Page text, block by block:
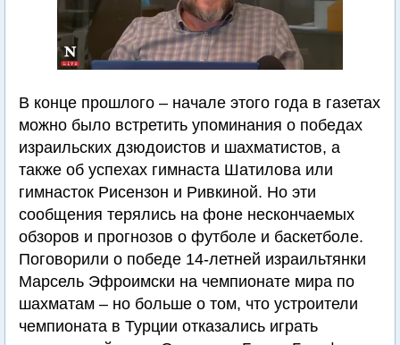
В конце прошлого – начале этого года в газетах
можно было встретить упоминания о победах
израильских дзюдоистов и шахматистов, а
также об успехах гимнаста Шатилова или
гимнасток Рисензон и Ривкиной. Но эти
сообщения терялись на фоне нескончаемых
обзоров и прогнозов о футболе и баскетболе.
Поговорили о победе 14-летней израильтянки
Марсель Эфроимски на чемпионате мира по
шахматам – но больше о том, что устроители
чемпионата в Турции отказались играть